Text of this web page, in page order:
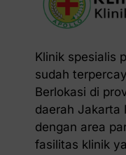
Klinik spesialis
sudah
Berlokasi di
daerah Jakarta
dengan area
fasilitas klinik